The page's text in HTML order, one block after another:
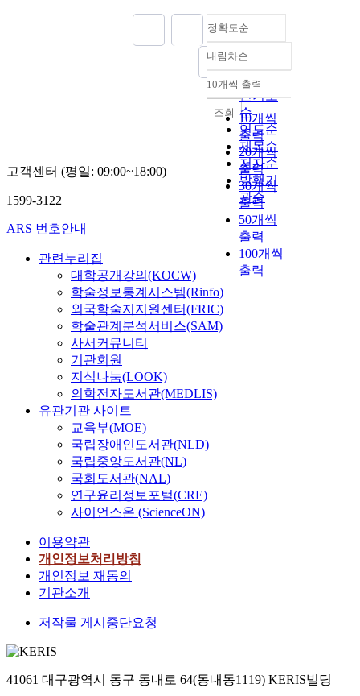
정확도순
정확도
순
인기도
순
연도순
제목순
저자순
발행기
관순
내림차순
내림차순
10개씩 출력
10개씩
출력
20개씩
출력
30개씩
출력
50개씩
출력
100개씩
출력
조회
고객센터 (평일: 09:00~18:00)
1599-3122
ARS 번호안내
관련누리집
대학공개강의(KOCW)
학술정보통계시스템(Rinfo)
외국학술지지원센터(FRIC)
학술관계분석서비스(SAM)
사서커뮤니티
기관회원
지식나눔(LOOK)
의학전자도서관(MEDLIS)
유관기관 사이트
교육부(MOE)
국립장애인도서관(NLD)
국립중앙도서관(NL)
국회도서관(NAL)
연구윤리정보포털(CRE)
사이언스온 (ScienceON)
이용약관
개인정보처리방침
개인정보 재동의
기관소개
저작물 게시중단요청
41061 대구광역시 동구 동내로 64(동내동1119) KERIS빌딩